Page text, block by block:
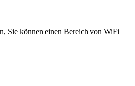
Sie können einen Bereich von WiFi